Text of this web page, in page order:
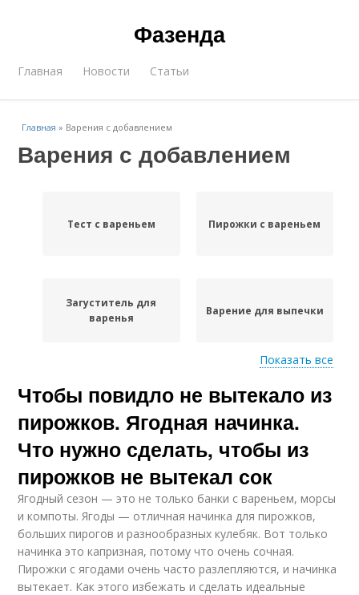
Фазенда
Главная Новости Статьи
Главная » Варения с добавлением
Варения с добавлением
Тест с вареньем Пирожки с вареньем
Загуститель для
варенья
Варение для выпечки
Варение из
одуванчиков
Жидкое варение
Варение в кулинарии Варение с желатином
Булочки с
клубничным
вареньем
варенья
Показать все
Чтобы повидло не вытекало из
пирожков. Ягодная начинка.
Что нужно сделать, чтобы из
пирожков не вытекал сок
Ягодный сезон — это не только банки с вареньем, морсы
и компоты. Ягоды — отличная начинка для пирожков,
больших пирогов и разнообразных кулебяк. Вот только
начинка это капризная, потому что очень сочная.
Пирожки с ягодами очень часто разлепляются, и начинка
вытекает. Как этого избежать и сделать идеальные